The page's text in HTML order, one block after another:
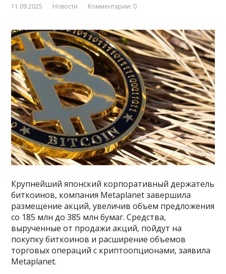
11.09.2025 Новости Комментарии: 0
Крупнейший японский корпоративный держатель
биткоинов, компания Metaplanet завершила
размещение акций, увеличив объем предложения
со 185 млн до 385 млн бумаг. Средства,
вырученные от продажи акций, пойдут на
покупку биткоинов и расширение объемов
торговых операций с криптоопционами, заявила
Metaplanet.